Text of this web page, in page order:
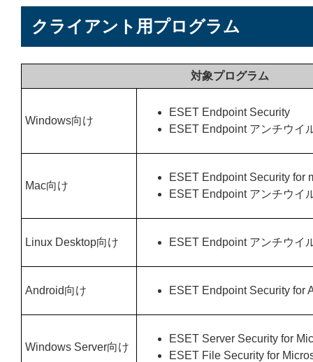
クライアント用プログラム
対象プログラム
Windows向け
ESET Endpoint Security
ESET Endpoint アンチウイ
Mac向け
ESET Endpoint Security for
ESET Endpoint アンチウイ
Linux Desktop向け ESET Endpoint アンチウイ
Android向け ESET Endpoint Security for
Windows Server向け
ESET Server Security for
ESET File Security for